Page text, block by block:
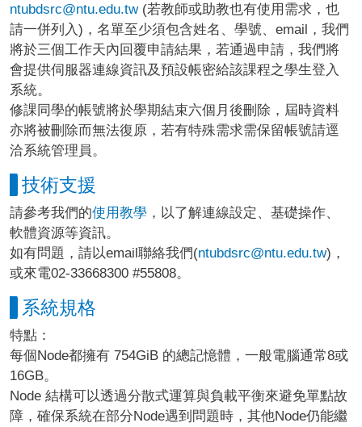
ntubdsrc@ntu.edu.tw(若教師或助教也有使用需求，也
請一併列入)，名單至少須包含姓名、學號、email，我們
將於三個工作天內回覆申請結果，若通過申請，我們將
會提供伺服器連線資訊及預設帳密給該課程之學生登入
系統。
修課同學的帳號將於學期結束六個月後刪除，屆時資料
亦將被刪除而無法復原，若有特殊需求需保留帳號請逕
洽系統管理員。
技術支援
請參考我們的使用教學 ，以了解連線設定、基礎操作、
軟體資源等資訊。
如有問題，請以email聯絡我們(ntubdsrc@ntu.edu.tw)，
或來電02-33668300 #55808。
系統規格
特點：
每個Node都擁有 754GiB 的總記憶體，一般電腦通常8或
16GB。
Node 結構可以透過分散式運算與負載平衡來避免單點故
障，確保系統在部分Node遇到問題時，其他Node仍能繼